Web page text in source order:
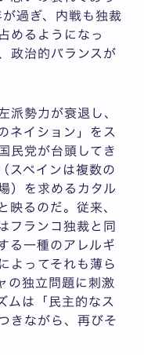
過ぎ、内戦も独裁
めるようになっ
政治的バランスが
派勢力が衰退し、
ネイション」をス
民党が台頭してき
スペインは複数の
）を求めるカタル
映るのだ。従来、
フランコ独裁と同
る一種のアレルギ
よってそれも薄ら
の独立問題に刺激
ムは「民主的なス
きながら、再びそ